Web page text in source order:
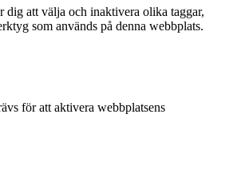
dig att välja och inaktivera olika taggar,
som används på denna webbplats.
för att aktivera webbplatsens